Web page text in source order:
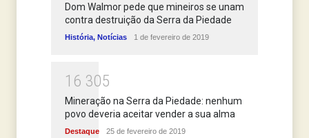
Dom Walmor pede que mineiros se unam
contra destruição da Serra da Piedade
História, Notícias 1 de fevereiro de 2019
1 6 305
Mineração na Serra da Piedade: nenhum
povo deveria aceitar vender a sua alma
Destaque 25 de fevereiro de 2019